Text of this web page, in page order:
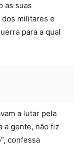
as suas
militares e
para a qual
a lutar pela
a gente, não fiz
confessa